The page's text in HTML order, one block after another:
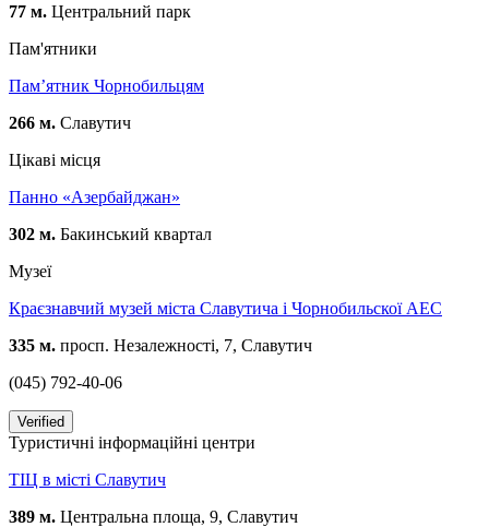
77 м. Центральний парк
Пам'ятники
Пам’ятник Чорнобильцям
266 м. Славутич
Цікаві місця
Панно «Азербайджан»
302 м. Бакинський квартал
Музеї
Краєзнавчий музей міста Славутича і Чорнобильскої АЕС
335 м. просп. Незалежності, 7, Славутич
(045) 792-40-06
Verified
Туристичні інформаційні центри
ТІЦ в місті Славутич
389 м. Центральна площа, 9, Славутич